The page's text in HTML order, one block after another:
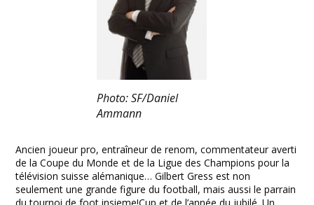
Photo: SF/Daniel
Ammann
Ancien joueur pro, entraîneur de renom, commentateur averti
de la Coupe du Monde et de la Ligue des Champions pour la
télévision suisse alémanique… Gilbert Gress est non
seulement une grande figure du football, mais aussi le parrain
du tournoi de foot insieme!Cup et de l’année du jubilé. Un